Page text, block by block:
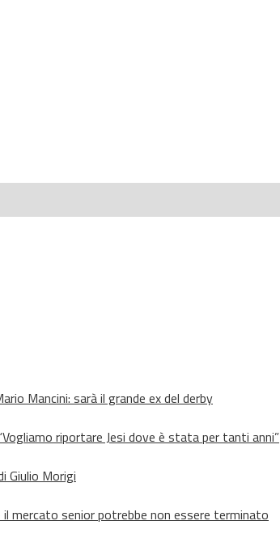
Mancini: sarà il grande ex del derby
riportare Jesi dove è stata per tanti anni”
Giulio Morigi
mercato senior potrebbe non essere terminato